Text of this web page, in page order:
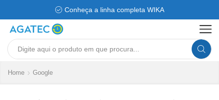
Conheça a linha completa WIKA
Search
Home Google